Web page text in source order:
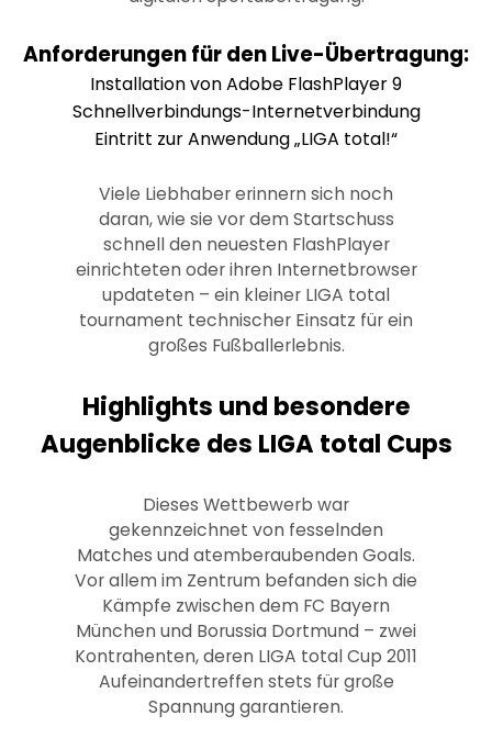
Anforderungen für den Live-Übertragung:
Installation von Adobe FlashPlayer 9
Schnellverbindungs-Internetverbindung
Eintritt zur Anwendung „LIGA total!“
Viele Liebhaber erinnern sich noch
daran, wie sie vor dem Startschuss
schnell den neuesten FlashPlayer
einrichteten oder ihren Internetbrowser
updateten – ein kleiner LIGA total
tournament technischer Einsatz für ein
großes Fußballerlebnis.
Highlights und besondere
Augenblicke des LIGA total Cups
Dieses Wettbewerb war
gekennzeichnet von fesselnden
Matches und atemberaubenden Goals.
Vor allem im Zentrum befanden sich die
Kämpfe zwischen dem FC Bayern
München und Borussia Dortmund – zwei
Kontrahenten, deren LIGA total Cup 2011
Aufeinandertreffen stets für große
Spannung garantieren.